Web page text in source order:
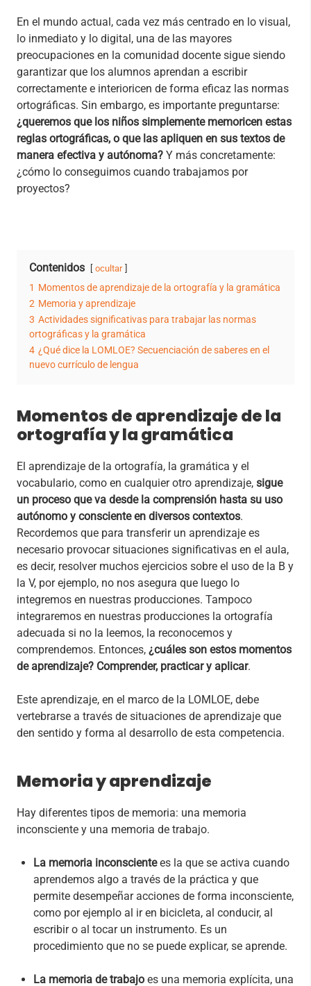
En el mundo actual, cada vez más centrado en lo visual,
lo inmediato y lo digital, una de las mayores
preocupaciones en la comunidad docente sigue siendo
garantizar que los alumnos aprendan a escribir
correctamente e interioricen de forma eficaz las normas
ortográficas. Sin embargo, es importante preguntarse:
¿queremos que los niños simplemente memoricen estas
reglas ortográficas, o que las apliquen en sus textos de
manera efectiva y autónoma? Y más concretamente:
¿cómo lo conseguimos cuando trabajamos por
proyectos?
Contenidos ocultar
1 Momentos de aprendizaje de la ortografía y la gramática
2 Memoria y aprendizaje
3 Actividades significativas para trabajar las normas
ortográficas y la gramática
4 ¿Qué dice la LOMLOE? Secuenciación de saberes en el
nuevo currículo de lengua
Momentos de aprendizaje de la
ortografía y la gramática
El aprendizaje de la ortografía, la gramática y el
vocabulario, como en cualquier otro aprendizaje, sigue
un proceso que va desde la comprensión hasta su uso
autónomo y consciente en diversos contextos.
Recordemos que para transferir un aprendizaje es
necesario provocar situaciones significativas en el aula,
es decir, resolver muchos ejercicios sobre el uso de la B y
la V, por ejemplo, no nos asegura que luego lo
integremos en nuestras producciones. Tampoco
integraremos en nuestras producciones la ortografía
adecuada si no la leemos, la reconocemos y
comprendemos. Entonces, ¿cuáles son estos momentos
de aprendizaje? Comprender, practicar y aplicar.
Este aprendizaje, en el marco de la LOMLOE, debe
vertebrarse a través de situaciones de aprendizaje que
den sentido y forma al desarrollo de esta competencia.
Memoria y aprendizaje
Hay diferentes tipos de memoria: una memoria
inconsciente y una memoria de trabajo.
La memoria inconscientees la que se activa cuando
aprendemos algo a través de la práctica y que
permite desempeñar acciones de forma inconsciente,
como por ejemplo al ir en bicicleta, al conducir, al
escribir o al tocar un instrumento. Es un
procedimiento que no se puede explicar, se aprende.
La memoria de trabajo es una memoria explícita, una